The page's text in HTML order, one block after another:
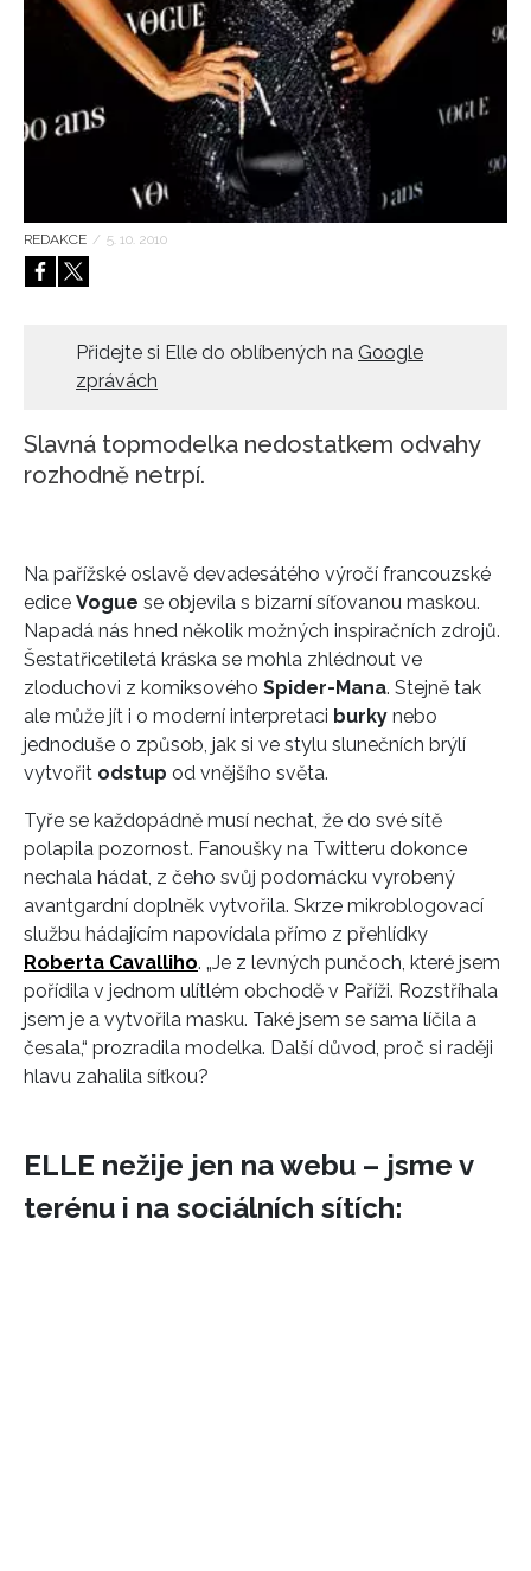
REDAKCE / 5. 10. 2010
Přidejte si Elle do oblíbených na Google
zprávách
Slavná topmodelka nedostatkem odvahy
rozhodně netrpí.
Na pařížské oslavě devadesátého výročí francouzské
edice Vogue se objevila s bizarní síťovanou maskou.
Napadá nás hned několik možných inspiračních zdrojů.
Šestatřicetiletá kráska se mohla zhlédnout ve
zloduchovi z komiksového Spider-Mana. Stejně tak
ale může jít i o moderní interpretaci burky nebo
jednoduše o způsob, jak si ve stylu slunečních brýlí
vytvořit odstup od vnějšího světa.
Tyře se každopádně musí nechat, že do své sítě
polapila pozornost. Fanoušky na Twitteru dokonce
nechala hádat, z čeho svůj podomácku vyrobený
avantgardní doplněk vytvořila. Skrze mikroblogovací
službu hádajícím napovídala přímo z přehlídky
Roberta Cavalliho. „Je z levných punčoch, které jsem
pořídila v jednom ulítlém obchodě v Paříži. Rozstříhala
jsem je a vytvořila masku. Také jsem se sama líčila a
česala,“ prozradila modelka. Další důvod, proč si raději
hlavu zahalila síťkou?
ELLE nežije jen na webu – jsme v
terénu i na sociálních sítích: